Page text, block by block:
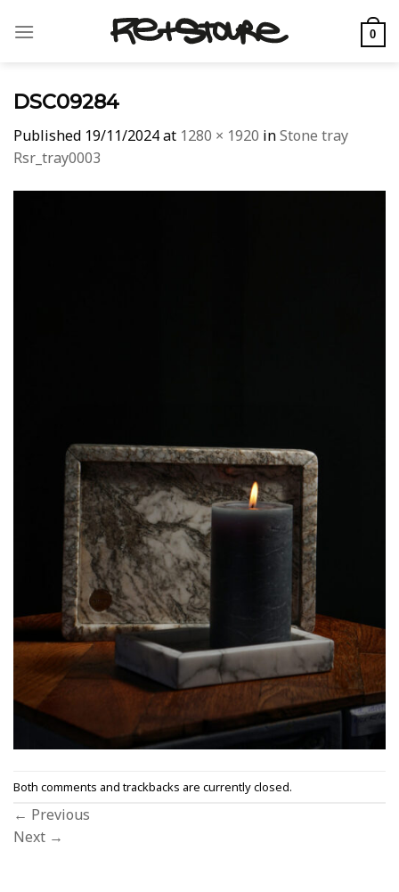
0
DSC09284
Published 19/11/2024at 1280 × 1920 inStone tray
Rsr_tray0003
Both comments and trackbacks are currently closed.
← Previous
Next →